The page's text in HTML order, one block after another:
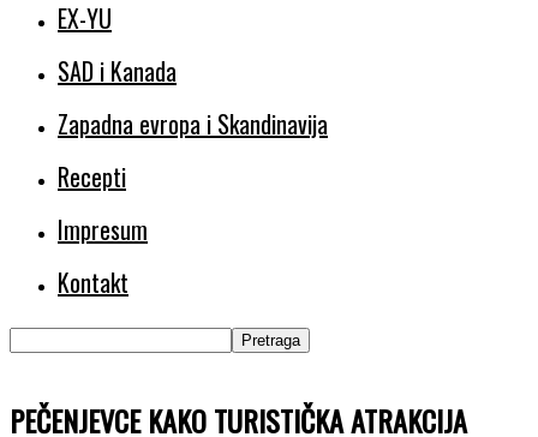
EX-YU
SAD i Kanada
Zapadna evropa i Skandinavija
Recepti
Impresum
Kontakt
PEČENJEVCE KAKO TURISTIČKA ATRAKCIJA